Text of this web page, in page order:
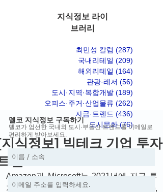
지식정보 라이
브러리
최민성 칼럼 (287)
국내리테일 (209)
해외리테일 (164)
관광·레저 (56)
도시·지역·복합개발 (189)
오피스·주거·산업물류 (262)
자금·트렌드 (436)
도시문화 (76)게시물 76
식정보] 빅테크 기업 투자
렌드
Amazon과 Microsoft는 2021년에 자금 투
자에서 FAMGA를 이끌고(동률 10),
델코 지식정보 구독하기
델코가 엄선한 국내외 도시·부동산 트렌드를 이메일로
편리하게 받아보세요.